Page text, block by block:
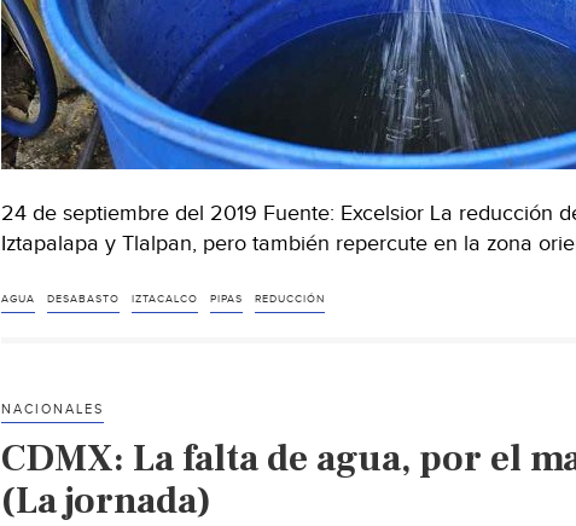
24 de septiembre del 2019 Fuente: Excelsior La reducción
Iztapalapa y Tlalpan, pero también repercute en la zona
AGUA DESABASTO IZTACALCO PIPAS REDUCCIÓN
NACIONALES
CDMX: La falta de agua, por el
(La jornada)